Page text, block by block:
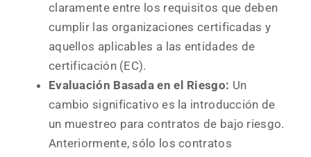
claramente entre los requisitos que deben
cumplir las organizaciones certificadas y
aquellos aplicables a las entidades de
certificación (EC).
Evaluación Basada en el Riesgo: Un
cambio significativo es la introducción de
un muestreo para contratos de bajo riesgo.
Anteriormente, sólo los contratos